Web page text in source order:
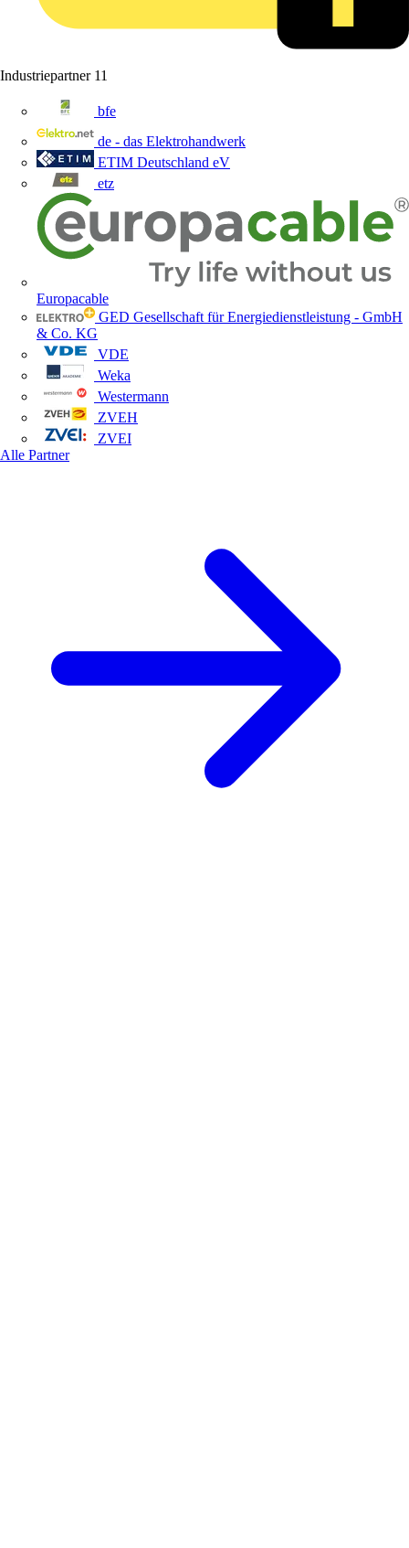
Industriepartner 11
bfe
de - das Elektrohandwerk
ETIM Deutschland eV
etz
Europacable
GED Gesellschaft für Energiedienstleistung - GmbH
& Co. KG
VDE
Weka
Westermann
ZVEH
ZVEI
Alle Partner